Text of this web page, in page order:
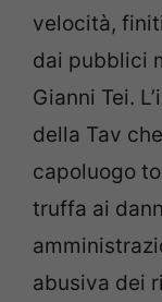
velocità,
dai pubblici
Gianni Tei.
della Tav
capoluogo
truffa ai
abusiva dei